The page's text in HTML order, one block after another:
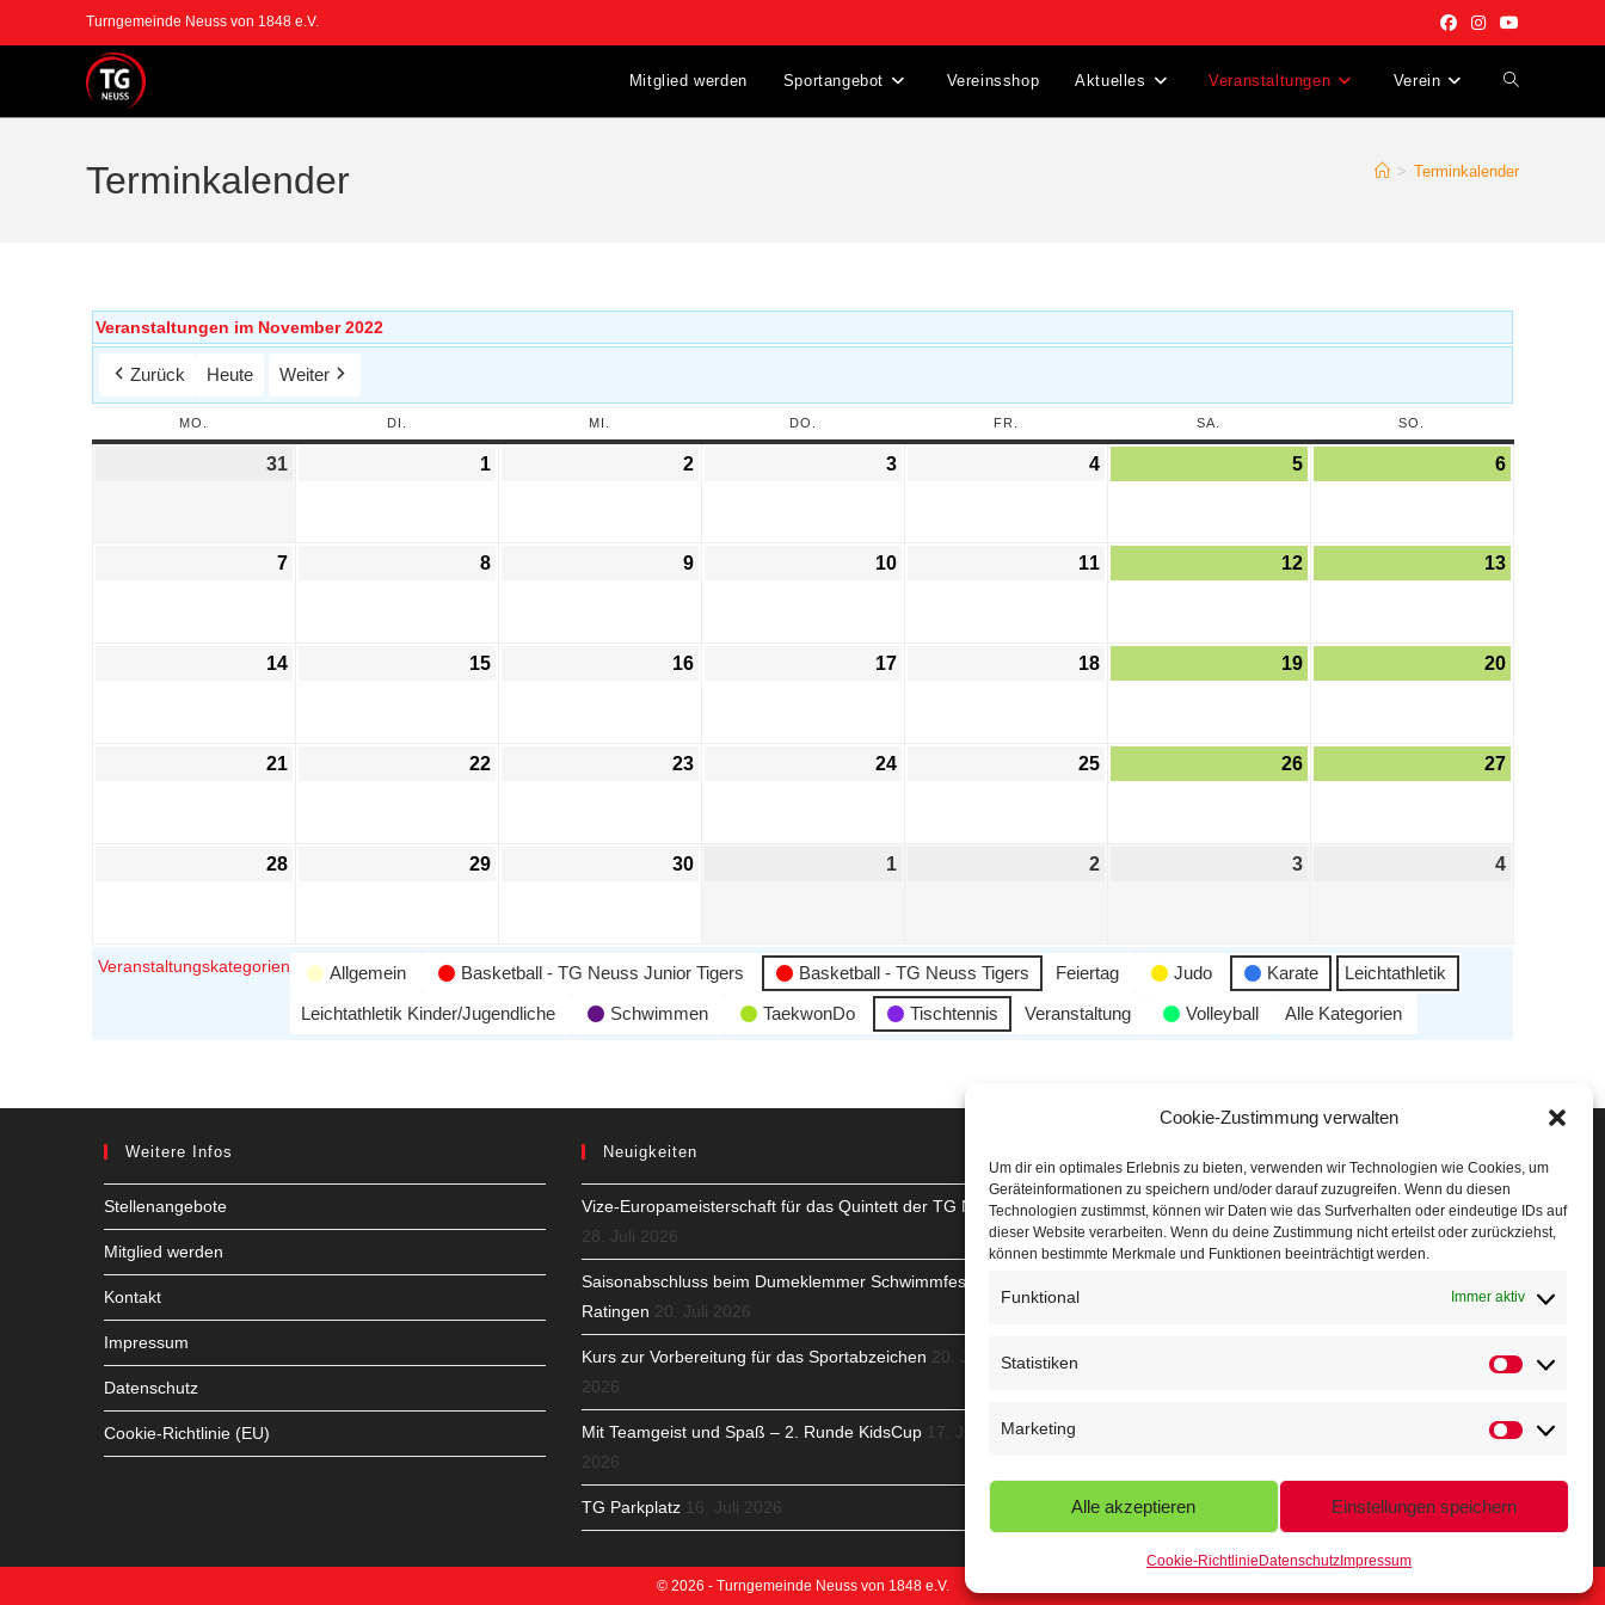
Cookie-Zustimmung verwalten
Um dir ein optimales Erlebnis zu bieten, verwenden wir Technologien wie Cookies, um
Geräteinformationen zu speichern und/oder darauf zuzugreifen. Wenn du diesen
Technologien zustimmst, können wir Daten wie das Surfverhalten oder eindeutige IDs auf
dieser Website verarbeiten. Wenn du deine Zustimmung nicht erteilst oder zurückziehst,
können bestimmte Merkmale und Funktionen beeinträchtigt werden.
Funktional Immer aktiv
Statistiken
Marketing
Alle akzeptieren Einstellungen speichern
Cookie-Richtlinie DatenschutzImpressum
Turngemeinde Neuss von 1848 e.V.
Mitglied werden Sportangebot Vereinsshop Aktuelles Veranstaltungen Verein
Terminkalender > Terminkalender
Veranstaltungen im November 2022
Zurück Heute Weiter
MO. DI. MI. DO. FR. SA. SO.
31 1 2 3 4 5 6
7 8 9 10 11 12 13
14 15 16 17 18 19 20
21 22 23 24 25 26 27
28 29 30 1 2 3 4
Veranstaltungskategorien Allgemein Basketball - TG Neuss Junior Tigers Basketball - TG Neuss Tigers Feiertag Judo Karate
Leichtathletik
Leichtathletik Kinder/Jugendliche
Schwimmen TaekwonDo Tischtennis Veranstaltung Volleyball Alle Kategorien
Weitere Infos
Stellenangebote
Mitglied werden
Kontakt
Impressum
Datenschutz
Cookie-Richtlinie (EU)
Neuigkeiten
Vize-Europameisterschaft für das Quintett der TG Neuss
28. Juli 2026
Saisonabschluss beim Dumeklemmer Schwimmfest in
Ratingen 20. Juli 2026
Kurs zur Vorbereitung für das Sportabzeichen 20. Juli
2026
Mit Teamgeist und Spaß – 2. Runde KidsCup 17. Juli
2026
TG Parkplatz 16. Juli 2026
Höffner Run
Schnuppertag
Terminkalender
Nikolaus-Crosslauf
Capoeira Camp
© 2026 - Turngemeinde Neuss von 1848 e.V.